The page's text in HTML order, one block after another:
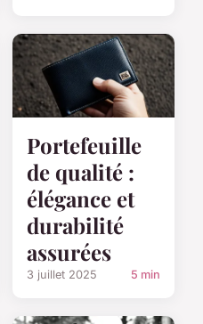
Portefeuille
de qualité :
élégance et
durabilité
assurées
3 juillet 2025 5 min